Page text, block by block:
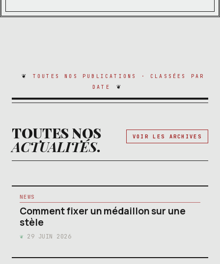
TOUTES NOS PUBLICATIONS · CLASSÉES PAR
DATE
TOUTES NOS
ACTUALITÉS.
VOIR LES ARCHIVES
NEWS
Comment fixer un médaillon sur une
stèle
29 JUIN 2026